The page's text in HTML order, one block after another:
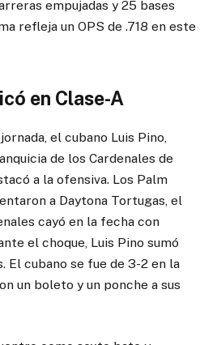
empujadas y 25 bases
refleja un OPS de .718 en este
en Clase-A
el cubano Luis Pino,
de los Cardenales de
a la ofensiva. Los Palm
a Daytona Tortugas, el
cayó en la fecha con
el choque, Luis Pino sumó
cubano se fue de 3-2 en la
un boleto y un ponche a sus